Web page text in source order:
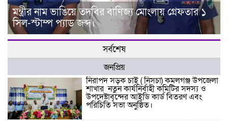
মন্ত্রীর নাম ভাঙিয়ে তদবির বাণিজ্য মোংলায় গ্রেফতার ১
সিল-স্টাম্প প্যাড জব্দ।
সর্বশেষ
জনপ্রিয়
নিরাপদ সড়ক চাই ( নিসচা) কমলগঞ্জ উপজেলা
শাখার নতুন কার্যনির্বাহী কমিটির সদস্য ও
উপদেষ্টাবৃন্দের আইডি কার্ড বিতরণ এবং
পরিচিতি সভা অনুষ্ঠিত।